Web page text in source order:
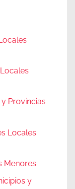
Provincias
Locales
Menores
y